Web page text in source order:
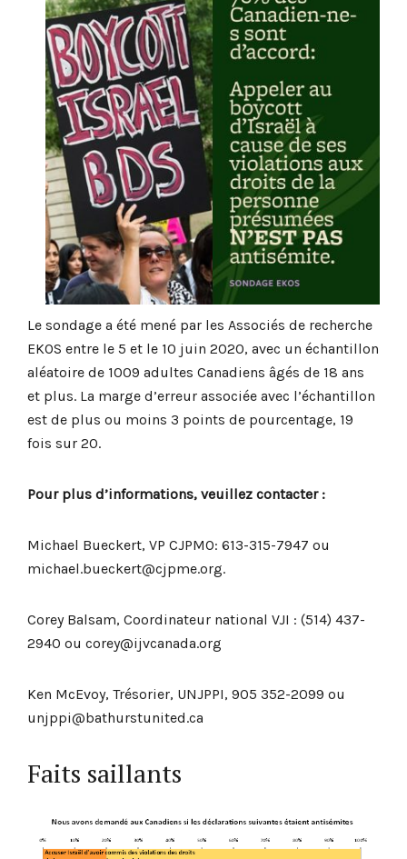
Le sondage a été mené par les Associés de recherche
EKOS entre le 5 et le 10 juin 2020, avec un échantillon
aléatoire de 1009 adultes Canadiens âgés de 18 ans
et plus. La marge d’erreur associée avec l’échantillon
est de plus ou moins 3 points de pourcentage, 19
fois sur 20.
Pour plus d’informations, veuillez contacter :
Michael Bueckert, VP CJPMO: 613-315-7947 ou
michael.bueckert@cjpme.org.
Corey Balsam, Coordinateur national VJI : (514) 437-
2940 ou corey@ijvcanada.org
Ken McEvoy, Trésorier, UNJPPI, 905 352-2099 ou
unjppi@bathurstunited.ca
Faits saillants